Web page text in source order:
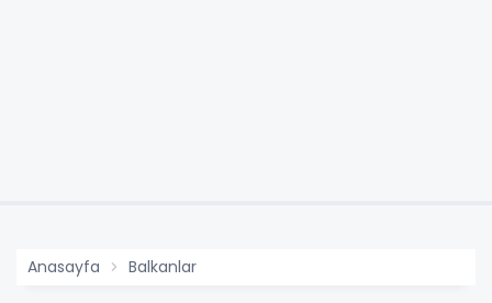
Anasayfa Balkanlar